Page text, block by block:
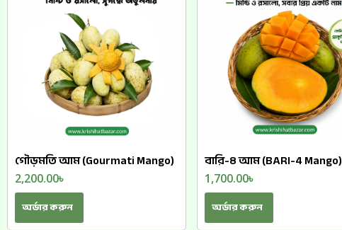
গৌড়মতি আম (Gourmati Mango)
2,200.00৳
অর্ডার করুন
বারি-৪ আম (BARI-4 Mango)
1,700.00৳
অর্ডার করুন